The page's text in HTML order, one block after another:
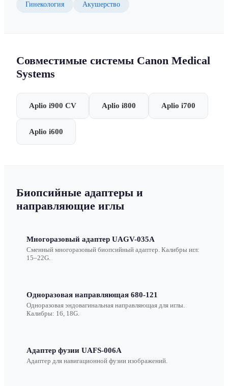
Гинекология Акушерство
Совместимые системы Canon Medical
Systems
Aplio i900 CV Aplio i800 Aplio i700
Aplio i600
Биопсийные адаптеры и
направляющие иглы
Многоразовый адаптер UAGV-035A
Сменный многоразовый биопсийный адаптер. Калибры игл:
15–22G.
Одноразовая направляющая 680-121
Одноразовая эндовагинальная направляющая для иглы.
Калибры: 16, 18G.
Адаптер фузии UAFS-006A
Адаптер для навигационной фузии изображений.